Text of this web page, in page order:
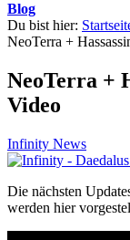
Blog
Du bist hier:
NeoTerra +
NeoTerra +
Video
Infinity News
Die nächsten
werden hier